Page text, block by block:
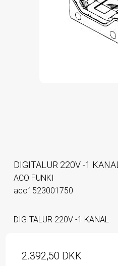
DIGITALUR 220V -1 KANAL
ACO FUNKI
aco1523001750
DIGITALUR 220V -1 KANAL
2.392,50 DKK